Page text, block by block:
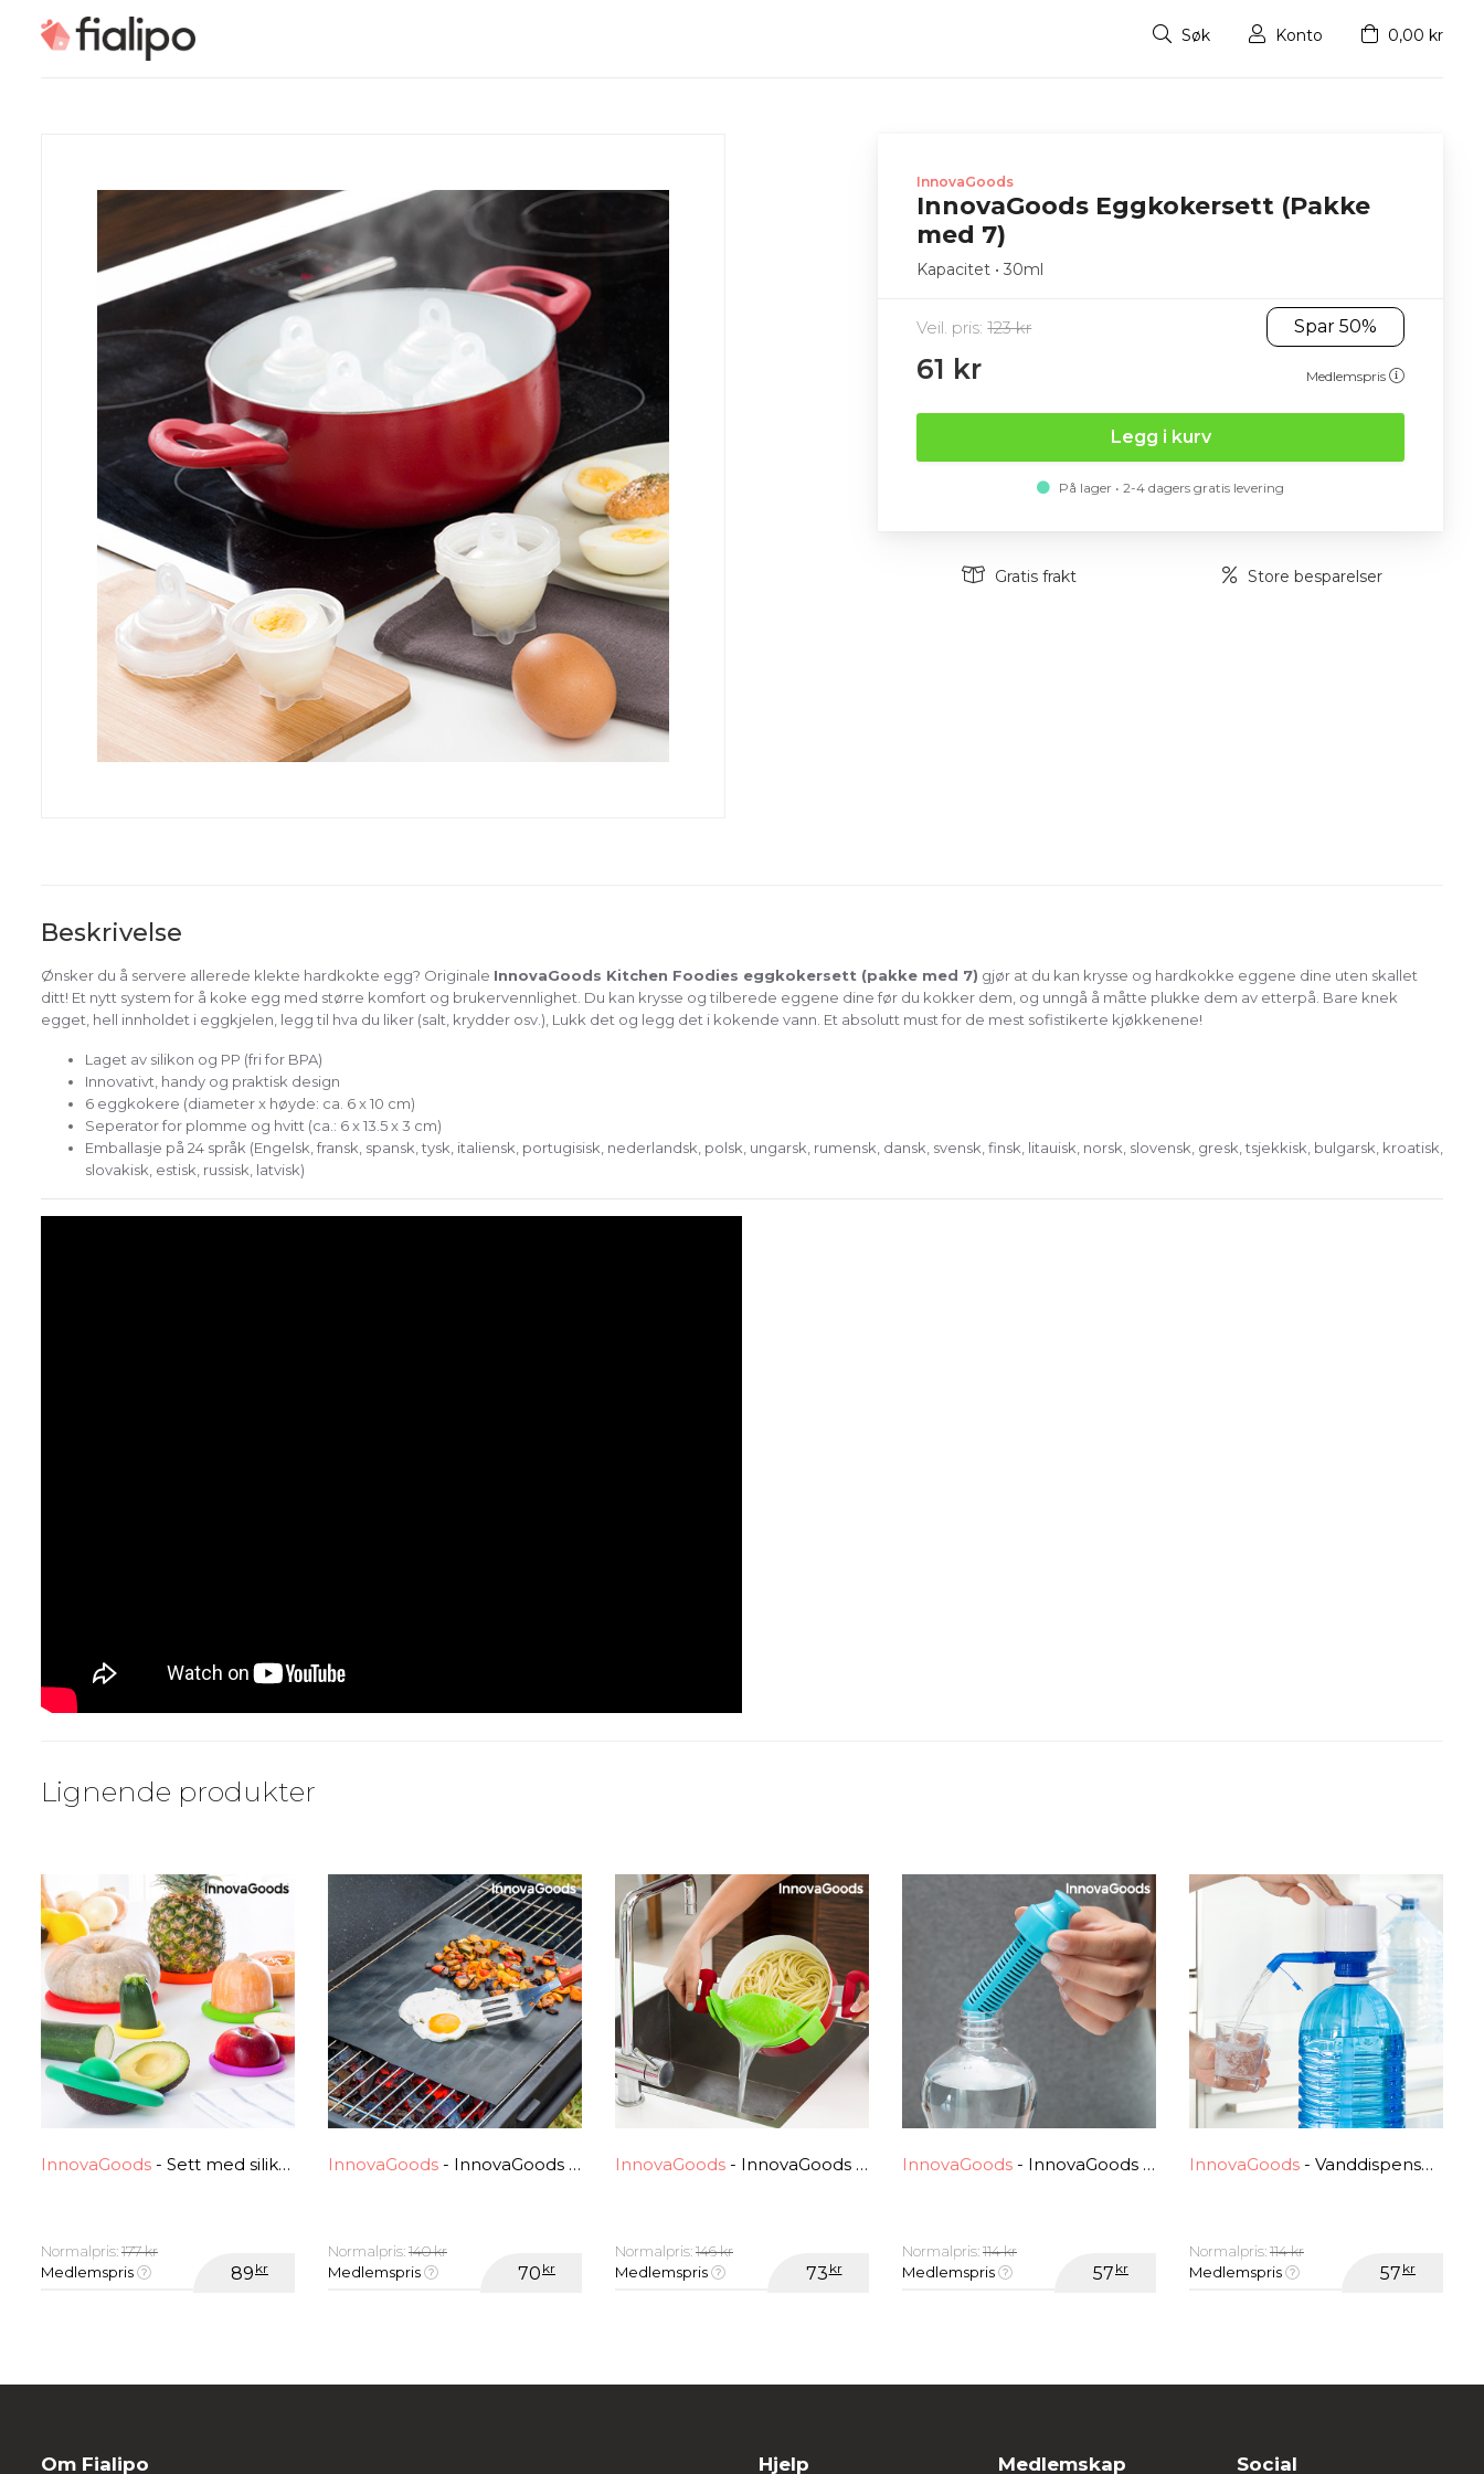
Søk Konto 0,00 kr
InnovaGoods
InnovaGoods Eggkokersett (Pakke
med 7)
Kapacitet • 30ml
Veil. pris:123 kr Spar 50%
61 kr Medlemspris
Legg i kurv
På lager • 2-4 dagers gratis levering
Gratis frakt Store besparelser
Beskrivelse
Ønsker du å servere allerede klekte hardkokte egg? Originale InnovaGoods Kitchen Foodies eggkokersett (pakke med 7) gjør at du kan krysse og hardkokke eggene dine uten skallet
ditt! Et nytt system for å koke egg med større komfort og brukervennlighet. Du kan krysse og tilberede eggene dine før du kokker dem, og unngå å måtte plukke dem av etterpå. Bare knek
egget, hell innholdet i eggkjelen, legg til hva du liker (salt, krydder osv.), Lukk det og legg det i kokende vann. Et absolutt must for de mest sofistikerte kjøkkenene!
Laget av silikon og PP (fri for BPA)
Innovativt, handy og praktisk design
6 eggkokere (diameter x høyde: ca. 6 x 10 cm)
Seperator for plomme og hvitt (ca.: 6 x 13.5 x 3 cm)
Emballasje på 24 språk (Engelsk, fransk, spansk, tysk, italiensk, portugisisk, nederlandsk, polsk, ungarsk, rumensk, dansk, svensk, finsk, litauisk, norsk, slovensk, gresk, tsjekkisk, bulgarsk, kroatisk,
slovakisk, estisk, russisk, latvisk)
Lignende produkter
InnovaGoods - Sett med silikon lokk fra InnovaGoods (6 stk)
Normalpris:177 kr
Medlemspris
89kr
InnovaGoods - InnovaGoods Ovn og Grillmatte (Pakke med 2)
Normalpris:140 kr
Medlemspris
70kr
InnovaGoods - InnovaGoods Silikonesigte
Normalpris:146 kr
Medlemspris
73kr
InnovaGoods - InnovaGoods Utskiftningskarbonfilter
Normalpris:114 kr
Medlemspris
57kr
InnovaGoods - Vanddispenser til Flasker InnovaGoods
Normalpris:114 kr
Medlemspris
57kr
Om Fialipo Hjelp Medlemskap Social